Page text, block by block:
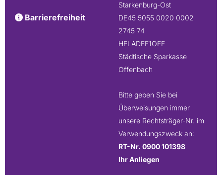
 Barrierefreiheit
Starkenburg-Ost
DE45 5055 0020 0002
2745 74
HELADEF1OFF
Städtische Sparkasse
Offenbach
Bitte geben Sie bei
Überweisungen immer
unsere Rechtsträger-Nr. im
Verwendungszweck an:
RT-Nr. 0900 101398
Ihr Anliegen